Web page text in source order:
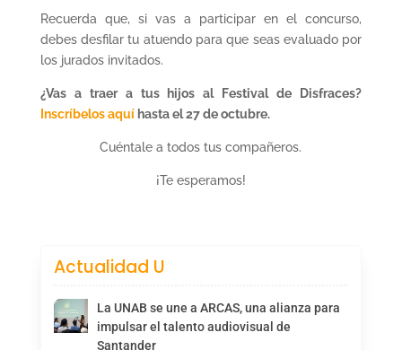
Recuerda que, si vas a participar en el concurso,
debes desfilar tu atuendo para que seas evaluado por
los jurados invitados.
¿Vas a traer a tus hijos al Festival de Disfraces?
Inscríbelos aquíhasta el 27 de octubre.
Cuéntale a todos tus compañeros.
¡Te esperamos!
Actualidad U
La UNAB se une a ARCAS, una alianza para
impulsar el talento audiovisual de
Santander